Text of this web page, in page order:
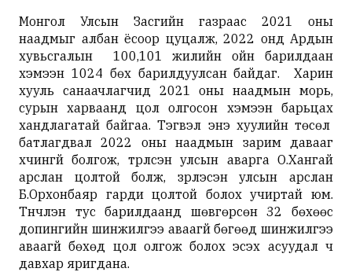
Монгол Улсын Засгийн газраас 2021 оны
наадмыг албан ёсоор цуцалж, 2022 онд Ардын
хувьсгалын 100,101 жилийн ойн барилдаан
хэмээн 1024 бөх барилдуулсан байдаг. Харин
хууль санаачлагчид 2021 оны наадмын морь,
сурын харваанд цол олгосон хэмээн барьцах
хандлагатай байгаа. Тэгвэл энэ хуулийн төсөл
батлагдвал 2022 оны наадмын зарим давааг
хүчингүй болгож, түрүүлсэн улсын аварга О.Хангай
арслан цолтой болж, үзүүрлэсэн улсын арслан
Б.Орхонбаяр гарди цолтой болох учиртай юм.
Түүнчлэн тус барилдаанд шөвгөрсөн 32 бөхөөс
допингийн шинжилгээ аваагүй бөгөөд шинжилгээ
аваагүй бөхөд цол олгож болох эсэх асуудал ч
давхар яригдана.